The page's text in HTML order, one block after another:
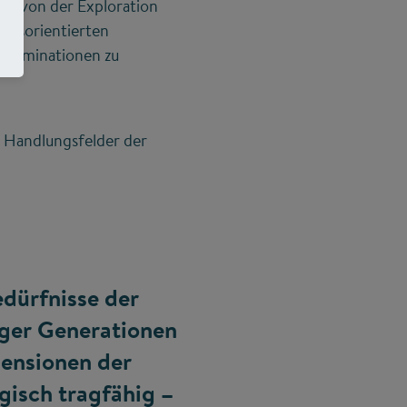
von der Exploration
zu
der
der
Generationen
der
tragfähig –